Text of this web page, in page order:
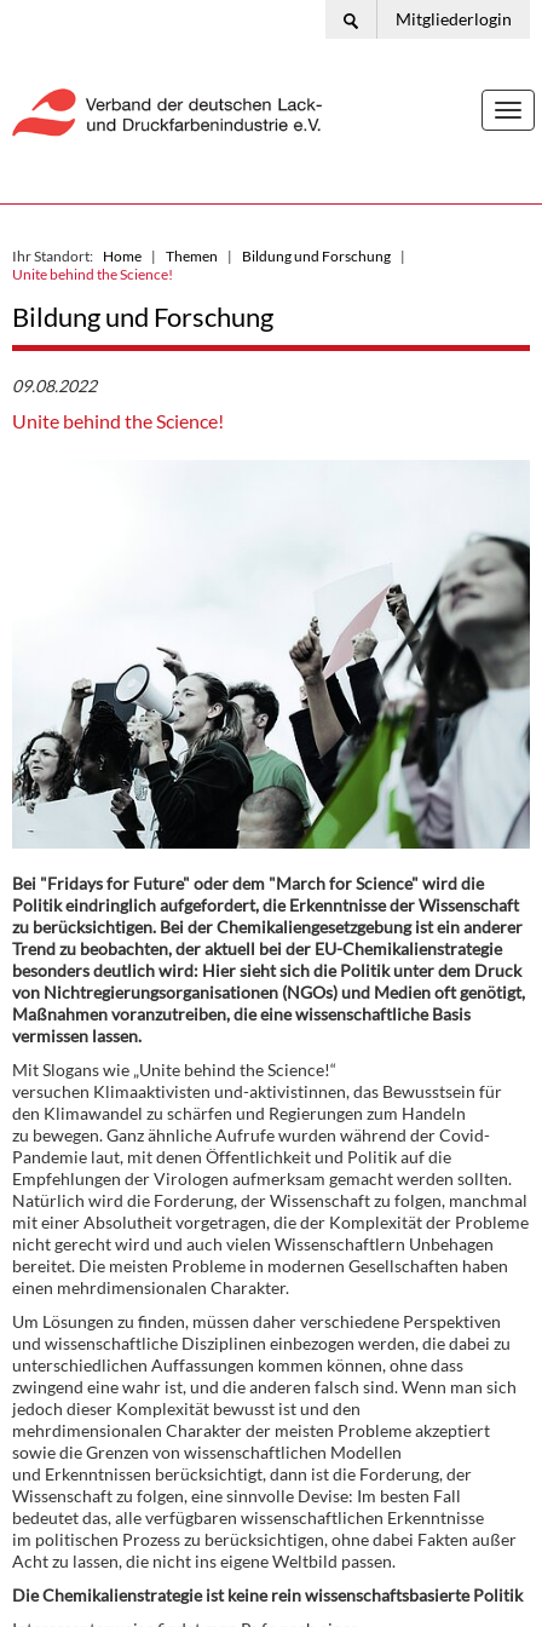
Mitgliederlogin
Ihr Standort: Home Themen
Bildung und Forschung
Unite behind the Science!
Bildung und Forschung
09.08.2022
Unite behind the Science!
Bei "Fridays for Future" oder dem "March for Science" wird die
Politik eindringlich aufgefordert, die Erkenntnisse der Wissenschaft
zu berücksichtigen. Bei der Chemikaliengesetzgebung ist ein anderer
Trend zu beobachten, der aktuell bei der EU-Chemikalienstrategie
besonders deutlich wird: Hier sieht sich die Politik unter dem Druck
von Nichtregierungsorganisationen (NGOs) und Medien oft genötigt,
Maßnahmen voranzutreiben, die eine wissenschaftliche Basis
vermissen lassen.
Mit Slogans wie „Unite behind the Science!“
versuchen Klimaaktivisten und-aktivistinnen, das Bewusstsein für
den Klimawandel zu schärfen und Regierungen zum Handeln
zu bewegen. Ganz ähnliche Aufrufe wurden während der Covid-
Pandemie laut, mit denen Öffentlichkeit und Politik auf die
Empfehlungen der Virologen aufmerksam gemacht werden sollten.
Natürlich wird die Forderung, der Wissenschaft zu folgen, manchmal
mit einer Absolutheit vorgetragen, die der Komplexität der Probleme
nicht gerecht wird und auch vielen Wissenschaftlern Unbehagen
bereitet. Die meisten Probleme in modernen Gesellschaften haben
einen mehrdimensionalen Charakter.
Um Lösungen zu finden, müssen daher verschiedene Perspektiven
und wissenschaftliche Disziplinen einbezogen werden, die dabei zu
unterschiedlichen Auffassungen kommen können, ohne dass
zwingend eine wahr ist, und die anderen falsch sind. Wenn man sich
jedoch dieser Komplexität bewusst ist und den
mehrdimensionalen Charakter der meisten Probleme akzeptiert
sowie die Grenzen von wissenschaftlichen Modellen
und Erkenntnissen berücksichtigt, dann ist die Forderung, der
Wissenschaft zu folgen, eine sinnvolle Devise: Im besten Fall
bedeutet das, alle verfügbaren wissenschaftlichen Erkenntnisse
im politischen Prozess zu berücksichtigen, ohne dabei Fakten außer
Acht zu lassen, die nicht ins eigene Weltbild passen.
Die Chemikalienstrategie ist keine rein wissenschaftsbasierte Politik